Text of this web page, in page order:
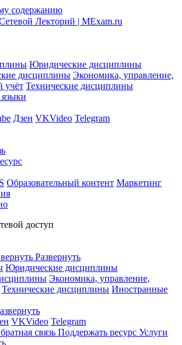
содержанию
Юридические дисциплины
дисциплины Экономика, управление,
учёт Технические дисциплины
Дзен VKVideo Telegram
Образовательный контент Маркетинг
доступ
Развернуть
Юридические дисциплины
Экономика, управление,
Технические дисциплины Иностранные
VKVideo Telegram
связь Поддержать ресурс Услуги